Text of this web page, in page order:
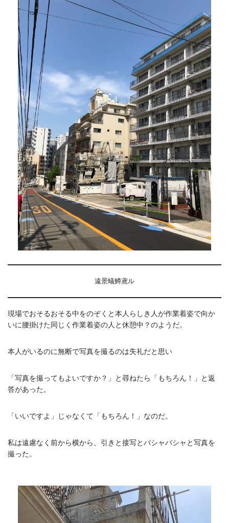
遠景蟻鱒鳶ル
現場でおそるおそる中をのぞくと本人らしき人が作業着姿で向か
いに腰掛けた同じく作業着姿の人と休憩中？のようだ。
本人がいるのに無断で写真を撮るのは失礼だと思い
「写真を撮ってもよいですか？」と尋ねたら「もちろん！」と返
答があった。
「いいですよ」じゃなくて「もちろん！」なのだ。
私は遠慮なく前から横から、引きと接写とバシャバシャと写真を
撮った。